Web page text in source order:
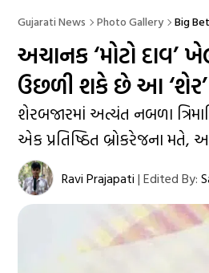
Gujarati News Photo Gallery Big
અચાનક ‘મોટો દાવ’
ઉછળી શકે છે આ ‘શેર’
શેરબજારમાં અત્યંત નબળા
એક પ્રતિષ્ઠિત બ્રોકરેજના
Ravi Prajapati | Edited By: